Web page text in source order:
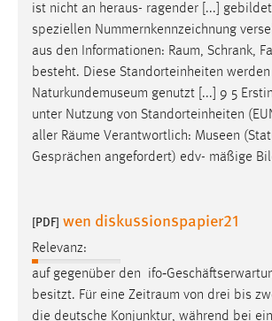
ist nicht an heraus- ragender [...]
speziellen Nummernkennzeichnung
aus den Informationen: Raum, Schrank,
besteht. Diese Standorteinheiten werden
Naturkundemuseum genutzt [...] 9 5
unter Nutzung von Standorteinheiten
aller Räume Verantwortlich: Museen
Gesprächen angefordert) edv- mäßige
[PDF] wen diskussionspapier21
Relevanz:
auf gegenüber den
besitzt. Für eine Zeitraum von drei bis
die deutsche Konjunktur, während bei